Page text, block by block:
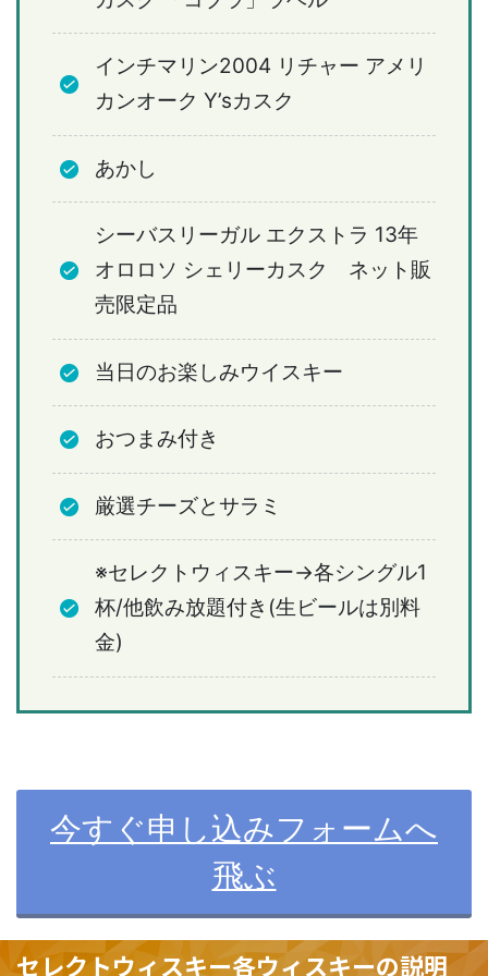
インチマリン2004 リチャー アメリ
カンオーク Y’sカスク
あかし
シーバスリーガル エクストラ 13年
オロロソ シェリーカスク ネット販
売限定品
当日のお楽しみウイスキー
おつまみ付き
厳選チーズとサラミ
※セレクトウィスキー→各シングル1
杯/他飲み放題付き(生ビールは別料
金)
今すぐ申し込みフォームへ
飛ぶ
セレクトウィスキー各ウィスキーの説明